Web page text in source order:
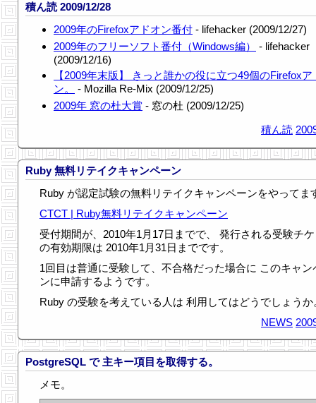
積ん読 2009/12/28
2009年のFirefoxアドオン番付 - lifehacker (2009/12/27)
2009年のフリーソフト番付（Windows編）
- lifehacker
(2009/12/16)
【2009年末版】 きっと誰かの役に立つ49個のFirefoxア
ン。
- Mozilla Re-Mix (2009/12/25)
2009年 窓の杜大賞 - 窓の杜 (2009/12/25)
積ん読
Ruby 無料リテイクキャンペーン
Ruby が認定試験の無料リテイクキャンペーンをやってま
CTCT | Ruby無料リテイクキャンペーン
受付期間が、2010年1月17日までで、 発行される受験チ
の有効期限は 2010年1月31日までです。
1回目は普通に受験して、不合格だった場合に このキャン
ンに申請するようです。
Ruby の受験を考えている人は 利用してはどうでしょうか
NEWS
PostgreSQL で 主キー項目を取得する。
メモ。